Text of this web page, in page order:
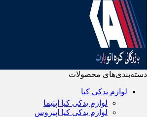
دسته‌بندی‌های محصولات
لوازم یدکی کیا
لوازم یدکی کیا اپتیما
لوازم یدکی کیا اپیروس